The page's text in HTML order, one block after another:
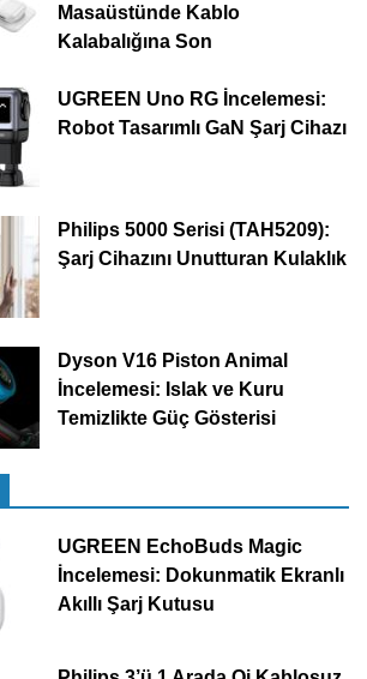
Masaüstünde Kablo
Kalabalığına Son
UGREEN Uno RG İncelemesi:
Robot Tasarımlı GaN Şarj Cihazı
Philips 5000 Serisi (TAH5209):
Şarj Cihazını Unutturan Kulaklık
Dyson V16 Piston Animal
İncelemesi: Islak ve Kuru
Temizlikte Güç Gösterisi
UGREEN EchoBuds Magic
İncelemesi: Dokunmatik Ekranlı
Akıllı Şarj Kutusu